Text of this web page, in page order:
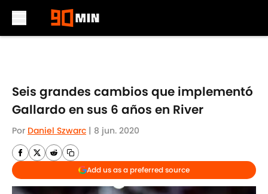
Seis grandes cambios que implementó
Gallardo en sus 6 años en River
Por Daniel Szwarc | 8 jun. 2020
Add us as a preferred source